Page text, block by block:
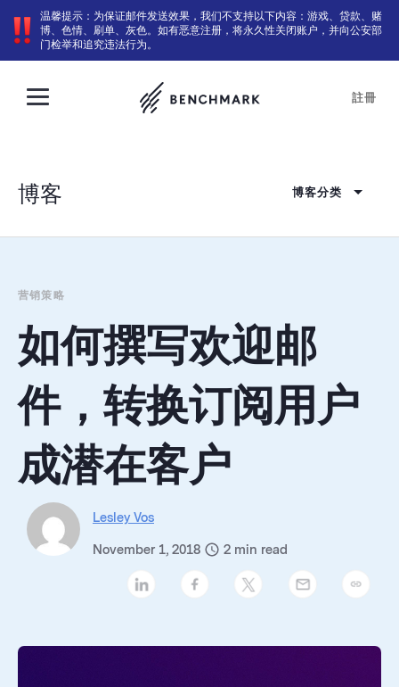
温馨提示：为保证邮件发送效果，我们不支持以下内容：游戏、贷款、赌
博、色情、刷单、灰色。如有恶意注册，将永久性关闭账户，并向公安部
门检举和追究违法行为。
註冊
博客 博客分类
营销策略
如何撰写欢迎邮
件，转换订阅用户
成潜在客户
Lesley Vos
November 1, 2018 2 min read